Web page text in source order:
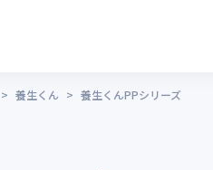
> 養生くん > 養生くんPPシリーズ